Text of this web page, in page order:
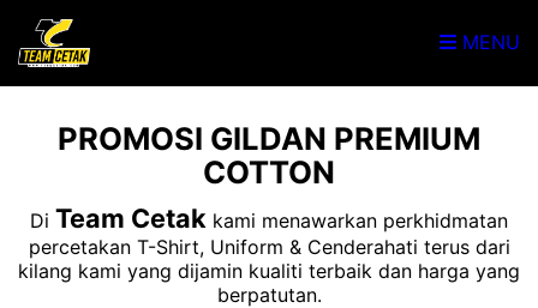
MENU
PROMOSI GILDAN PREMIUM
COTTON
Di Team Cetak kami menawarkan perkhidmatan
percetakan T-Shirt, Uniform & Cenderahati terus dari
kilang kami yang dijamin kualiti terbaik dan harga yang
berpatutan.